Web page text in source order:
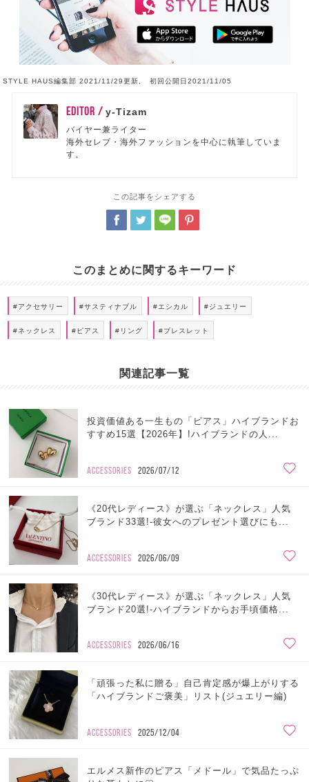
STYLE HAUS編集部 2021/11/29更新, 初回公開日2021/11/05
EDITOR /y-Tizam
バイヤー兼ライター
海外セレブ・海外ファッションを中心に執筆していま
す。
この記事をシェアする
このまとめに関するキーワード
#アクセサリー #サスティナブル #エシカル #ジュエリー
#ネックレス #ピアス #リング #ブレスレット
関連記事一覧
投資価値ある一生もの「ピアス」ハイブランドお
すすめ15選【2026年】!ハイブランドの人...
ACCESSORIES 2026/07/12
《20代レディース》が選ぶ「ネックレス」人気
ブランド33選!-彼女へのプレゼント選びにも...
ACCESSORIES 2026/06/09
《30代レディース》が選ぶ「ネックレス」人気
ブランド20選!-ハイブランドからお手頃価格...
ACCESSORIES 2026/06/16
「頑張った私に贈る」自己肯定感が爆上がりする
「ハイブランドご褒美」リスト(ジュエリー編)
ACCESSORIES 2025/12/04
エルメス新作のピアス「メドール」で気品たっぷ